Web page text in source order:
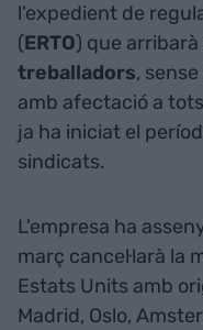
l'expedient de
(ERTO) que arribarà
treballadors,
amb afectació a
ja ha iniciat el
sindicats.
L'empresa ha
març cancel·larà la
Estats Units amb
Madrid, Oslo,